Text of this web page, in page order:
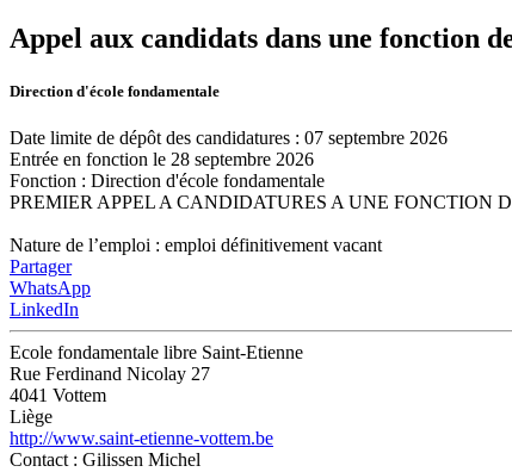
Appel aux candidats dans une fonction
Direction d'école fondamentale
Date limite de dépôt des candidatures : 07 septembre 2026
Entrée en fonction le 28 septembre 2026
Fonction : Direction d'école fondamentale
PREMIER APPEL A CANDIDATURES A UNE FONCTION
Nature de l’emploi : emploi définitivement vacant
Partager
WhatsApp
LinkedIn
Ecole fondamentale libre Saint-Etienne
Rue Ferdinand Nicolay 27
4041 Vottem
Liège
http://www.saint-etienne-vottem.be
Contact : Gilissen Michel